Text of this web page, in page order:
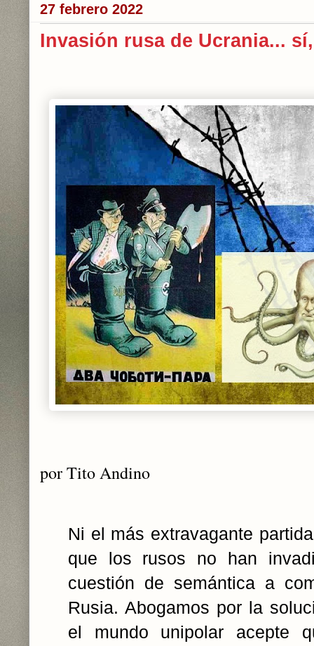
27 febrero 2022
Invasión rusa de Ucrania...
por Tito Andino
Ni el más extravagante
que los rusos no han
cuestión de semántica a
Rusia. Abogamos por la
el mundo unipolar acepte